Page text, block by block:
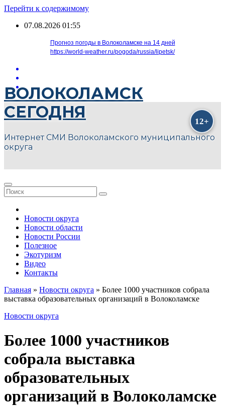
Перейти к содержимому
07.08.2026 01:55
Прогноз погоды в Волоколамске на 14 дней
https://world-weather.ru/pogoda/russia/lipetsk/
ВОЛОКОЛАМСК
СЕГОДНЯ
Интернет СМИ Волоколамского муниципального
округа
Новости округа
Новости области
Новости России
Полезное
Экотуризм
Видео
Контакты
Главная » Новости округа » Более 1000 участников собрала
выставка образовательных организаций в Волоколамске
Новости округа
Более 1000 участников
собрала выставка
образовательных
организаций в Волоколамске